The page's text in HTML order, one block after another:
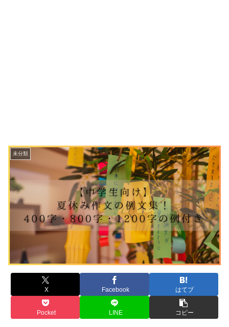
未分類
X Facebook はてブ
Pocket LINE コピー